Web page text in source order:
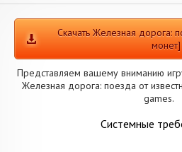
Скачать Железная дорога:
монет]
Представляем вашему вниманию
Железная дорога: поезда от
games.
Системные